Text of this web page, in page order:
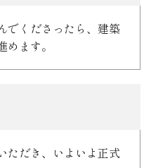
でくださったら、建築
ます。
ただき、いよいよ正式